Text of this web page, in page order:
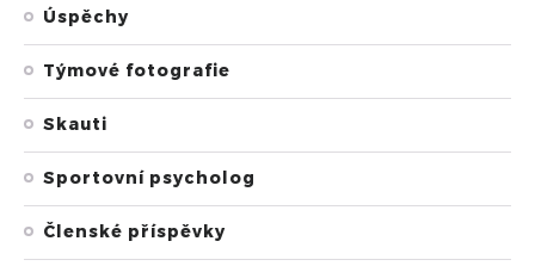
Úspěchy
Týmové fotografie
Skauti
Sportovní psycholog
Členské příspěvky